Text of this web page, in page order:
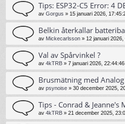
Tips: ESP32-C5 Error: 4
av Gorgus » 15 januari 2026,
Belkin återkallar
av Mickecarlsson » 12 januari 2026,
Val av Spårvinkel ?
av 4kTRB » 7 januari 2026, 22:44:46
Brusmätning med
av psynoise » 30 december 2025,
Tips - Conrad & Jeanne's
av 4kTRB » 21 december 2025,